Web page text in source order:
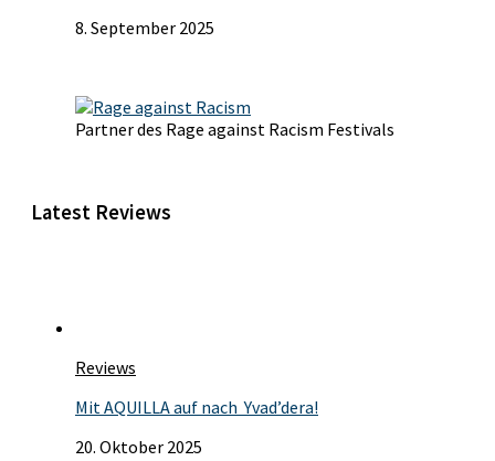
8. September 2025
Partner des Rage against Racism Festivals
Latest Reviews
Reviews
Mit AQUILLA auf nach Yvad’dera!
20. Oktober 2025